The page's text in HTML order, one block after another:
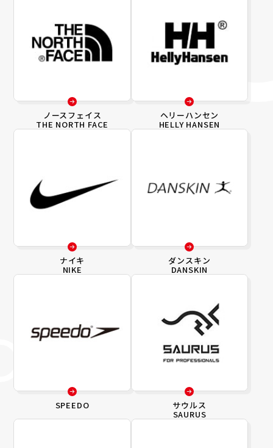
ノースフェイス
THE NORTH FACE
ヘリーハンセン
HELLY HANSEN
ナイキ
NIKE
ダンスキン
DANSKIN
SPEEDO サウルス
SAURUS